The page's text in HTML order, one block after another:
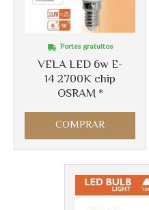
VELA LED 6w E-
14 2700K chip
OSRAM *
Portes gratuitos
COMPRAR